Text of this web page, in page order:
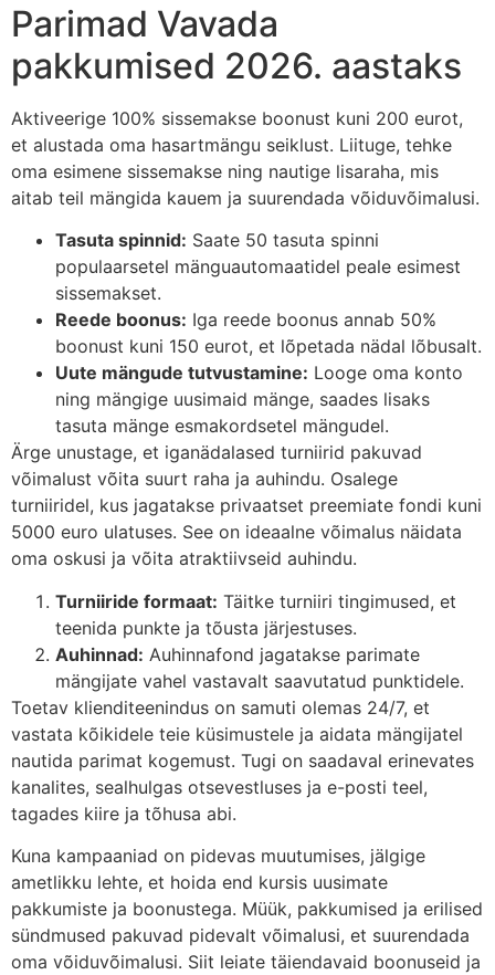
Parimad Vavada
pakkumised 2026. aastaks
Aktiveerige 100% sissemakse boonust kuni 200 eurot,
et alustada oma hasartmängu seiklust. Liituge, tehke
oma esimene sissemakse ning nautige lisaraha, mis
aitab teil mängida kauem ja suurendada võiduvõimalusi.
Tasuta spinnid: Saate 50 tasuta spinni
populaarsetel mänguautomaatidel peale esimest
sissemakset.
Reede boonus: Iga reede boonus annab 50%
boonust kuni 150 eurot, et lõpetada nädal lõbusalt.
Uute mängude tutvustamine: Looge oma konto
ning mängige uusimaid mänge, saades lisaks
tasuta mänge esmakordsetel mängudel.
Ärge unustage, et iganädalased turniirid pakuvad
võimalust võita suurt raha ja auhindu. Osalege
turniiridel, kus jagatakse privaatset preemiate fondi kuni
5000 euro ulatuses. See on ideaalne võimalus näidata
oma oskusi ja võita atraktiivseid auhindu.
Turniiride formaat: Täitke turniiri tingimused, et
teenida punkte ja tõusta järjestuses.
Auhinnad: Auhinnafond jagatakse parimate
mängijate vahel vastavalt saavutatud punktidele.
Toetav klienditeenindus on samuti olemas 24/7, et
vastata kõikidele teie küsimustele ja aidata mängijatel
nautida parimat kogemust. Tugi on saadaval erinevates
kanalites, sealhulgas otsevestluses ja e-posti teel,
tagades kiire ja tõhusa abi.
Kuna kampaaniad on pidevas muutumises, jälgige
ametlikku lehte, et hoida end kursis uusimate
pakkumiste ja boonustega. Müük, pakkumised ja erilised
sündmused pakuvad pidevalt võimalusi, et suurendada
oma võiduvõimalusi. Siit leiate täiendavaid boonuseid ja